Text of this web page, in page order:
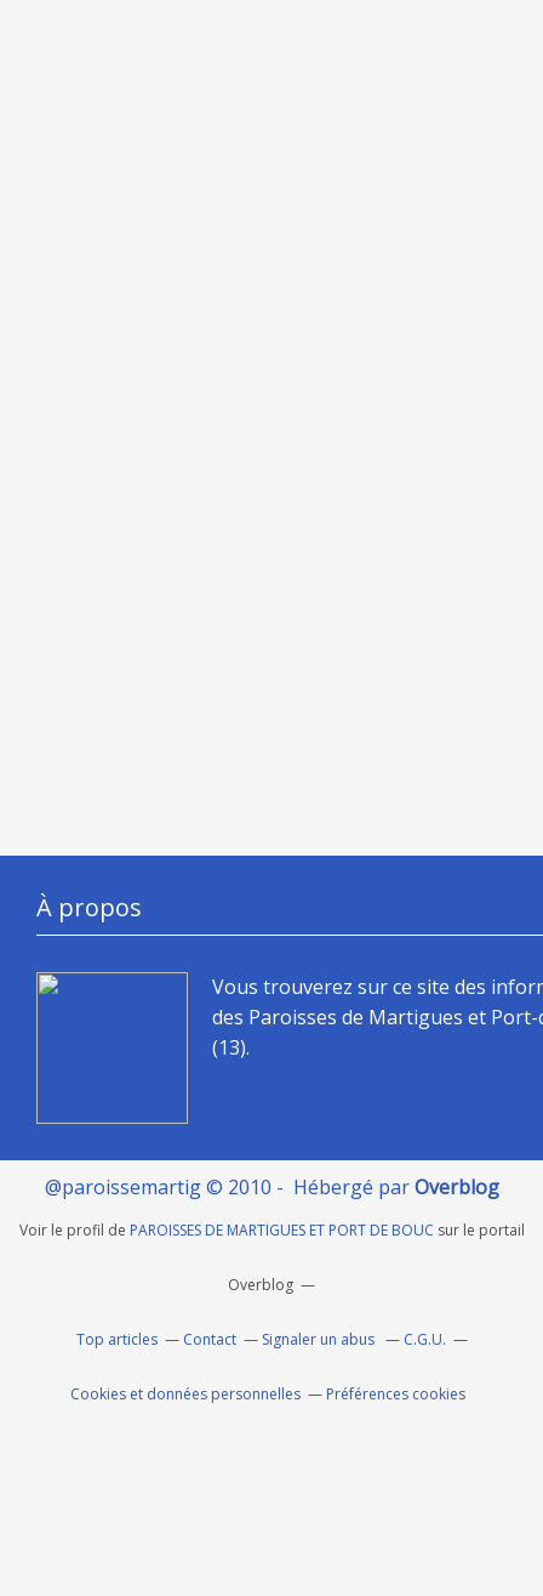
À propos
Vous trouverez sur ce site des
des Paroisses de Martigues et
(13).
@paroissemartig © 2010 - Hébergé parOverblog
Voir le profil de PAROISSES DE MARTIGUES ET PORT DE BOUC sur le portail
Overblog
Top articles Contact Signaler un abus C.G.U.
Cookies et données personnelles Préférences cookies